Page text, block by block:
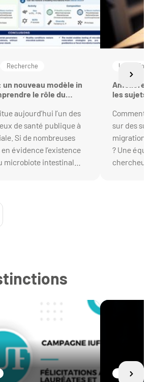
Recherche
un nouveau modèle in
le rôle du
aujourd’hui l’un des
de santé publique à
Si de nombreuses
évidence l’existence
microbiote intestinal
relative dans les
micro-organismes ou
Le 18 juin
Améliorer
les sujets
Comment
sur des
migration
? Une
Recherche